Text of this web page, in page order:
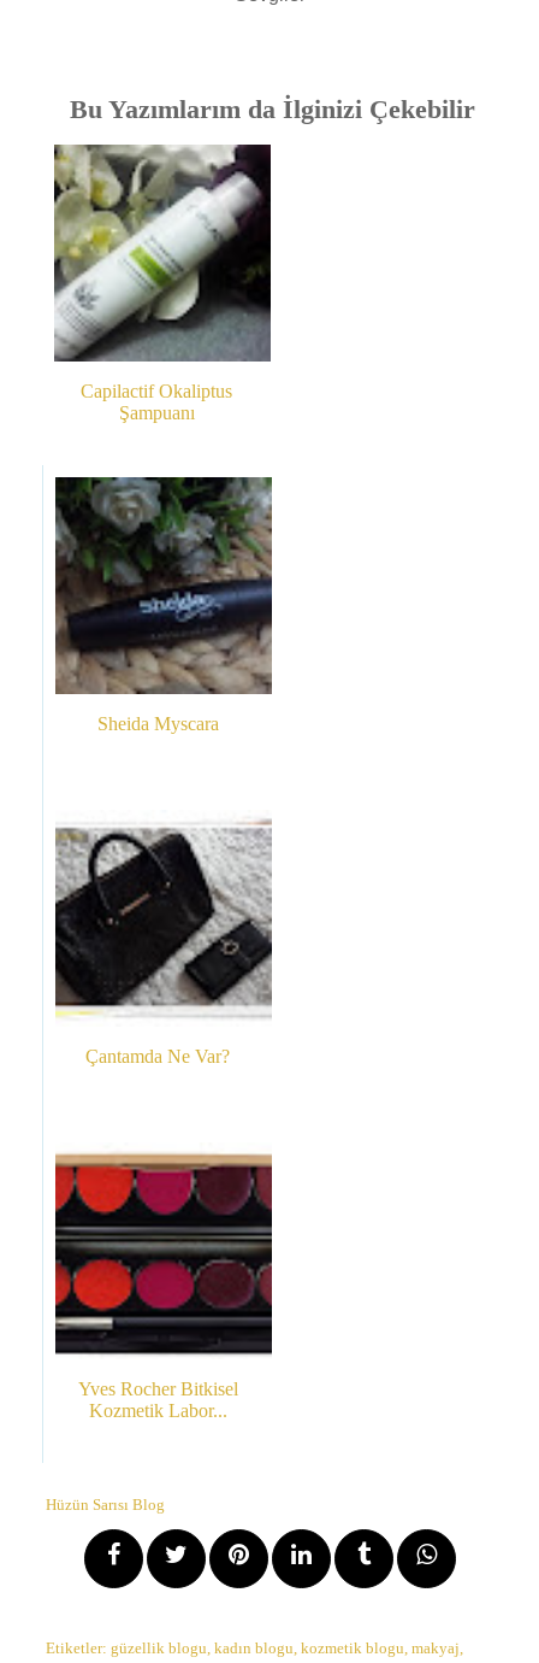
Bu Yazımlarım da İlginizi Çekebilir
Capilactif Okaliptus
Şampuanı
Sheida Myscara
Çantamda Ne Var?
Yves Rocher Bitkisel
Kozmetik Labor...
Hüzün Sarısı Blog
Etiketler: güzellik blogu kadın blogu kozmetik blogu makyaj